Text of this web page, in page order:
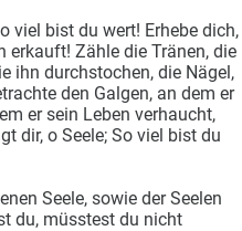
viel bist du wert! Erhebe dich,
erkauft! Zähle die Tränen, die
ihn durchstochen, die Nägel,
den Galgen, an dem er
er sein Leben verhaucht,
dir, o Seele; So viel bist du
Seele, sowie der Seelen
du, müsstest du nicht